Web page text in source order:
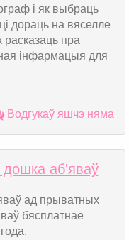
і як выбраць
дораць на вяселле
пра
інфармацыя для
Водгукаў яшчэ няма
дошка аб'яваў
ад прыватных
бясплатнае